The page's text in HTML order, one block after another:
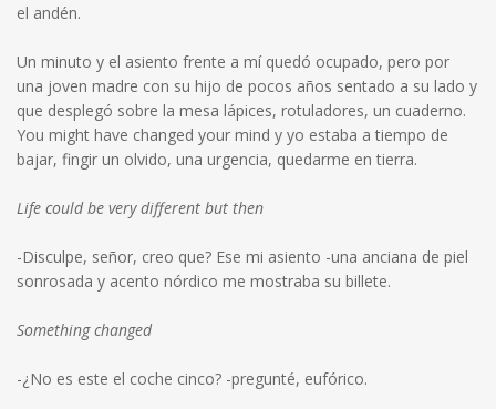
el andén.
Un minuto y el asiento frente a mí quedó ocupado, pero por
una joven madre con su hijo de pocos años sentado a su lado y
que desplegó sobre la mesa lápices, rotuladores, un cuaderno.
You might have changed your mind y yo estaba a tiempo de
bajar, fingir un olvido, una urgencia, quedarme en tierra.
Life could be very different but then
-Disculpe, señor, creo que? Ese mi asiento -una anciana de piel
sonrosada y acento nórdico me mostraba su billete.
Something changed
-¿No es este el coche cinco? -pregunté, eufórico.